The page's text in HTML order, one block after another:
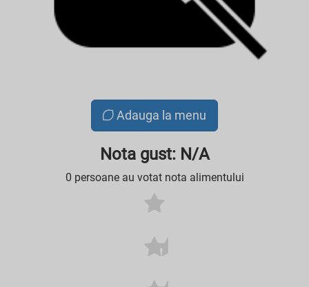
Adauga la menu
Nota gust: N/A
0 persoane au votat nota alimentului